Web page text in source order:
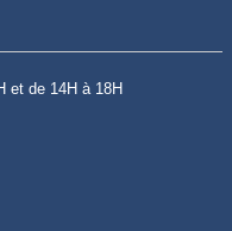
et de 14H à 18H